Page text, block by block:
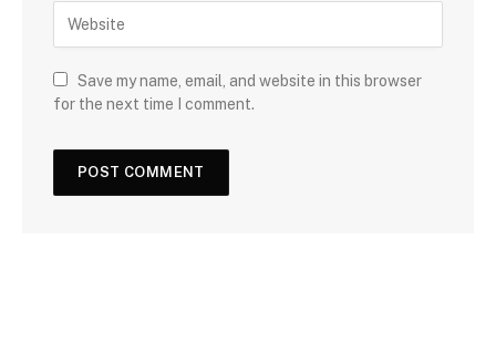
Save my name, email, and website in this browser
for the next time I comment.